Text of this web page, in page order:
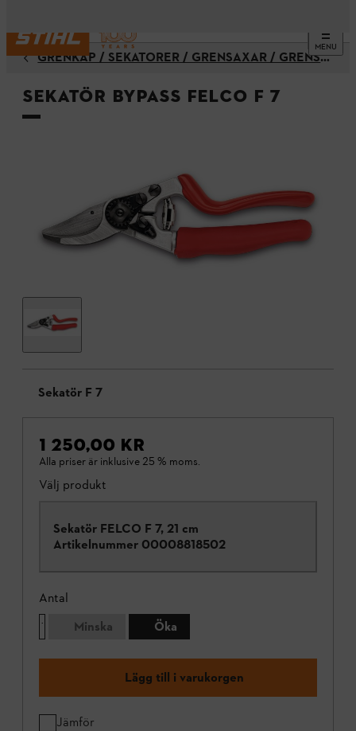
MENU
GRENKAP / SEKATÖRER / GRENSAXAR / GRENSÅGAR
Sekatör Bypass FELCO F 7
Sekatör F 7
1 250,00 KR
Alla priser är inklusive 25 % moms.
Välj produkt
Sekatör FELCO F 7, 21 cm
Artikelnummer 00008818502
Antal
Minska
Öka
Lägg till i varukorgen
Jämför